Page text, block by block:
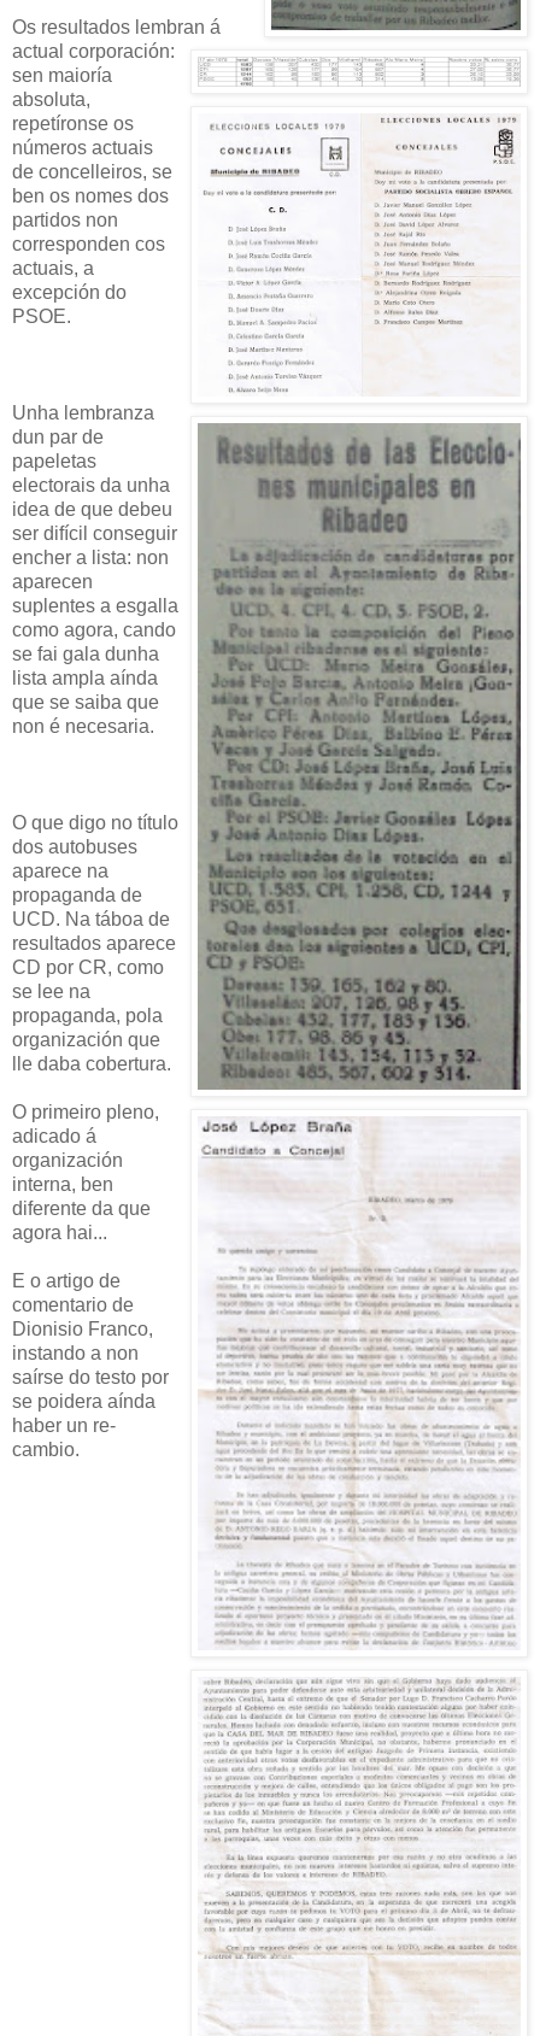
Os resultados lembran á
actual corporación:
sen maioría
absoluta,
repetíronse os
números actuais
de concelleiros, se
ben os nomes dos
partidos non
corresponden cos
actuais, a
excepción do
PSOE.
Unha lembranza
dun par de
papeletas
electorais da unha
idea de que debeu
ser difícil conseguir
encher a lista: non
aparecen
suplentes a esgalla
como agora, cando
se fai gala dunha
lista ampla aínda
que se saiba que
non é necesaria.
O que digo no título
dos autobuses
aparece na
propaganda de
UCD. Na táboa de
resultados aparece
CD por CR, como
se lee na
propaganda, pola
organización que
lle daba cobertura.
O primeiro pleno,
adicado á
organización
interna, ben
diferente da que
agora hai...
E o artigo de
comentario de
Dionisio Franco,
instando a non
saírse do testo por
se poidera aínda
haber un re-
cambio.